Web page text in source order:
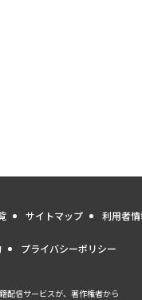
サイトマップ 利用者
プライバシーポリシー
配信サービスが、著作権者から